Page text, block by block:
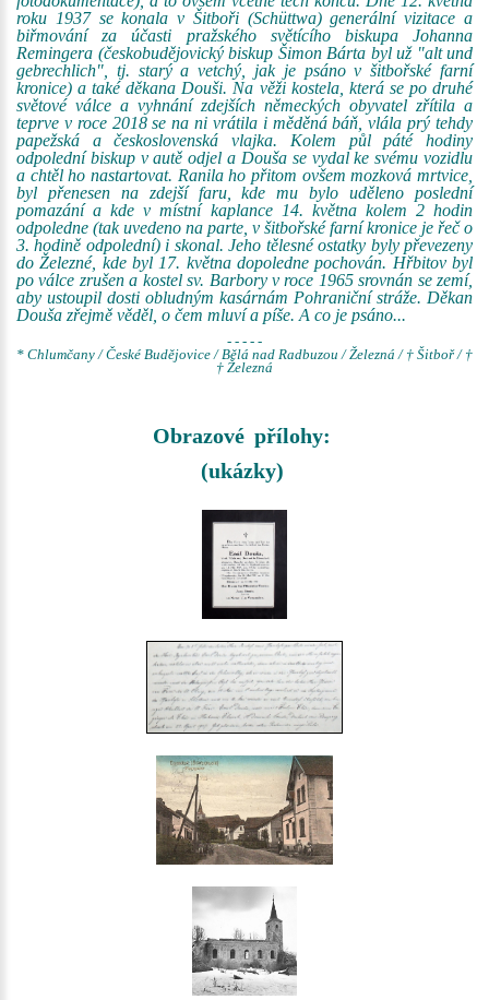
roku 1937 se konala v Šitboři (Schüttwa) generální vizitace a
biřmování za účasti pražského světícího biskupa Johanna
Remingera (českobudějovický biskup Šimon Bárta byl už "alt und
gebrechlich", tj. starý a vetchý, jak je psáno v šitbořské farní
kronice) a také děkana Douši. Na věži kostela, která se po druhé
světové válce a vyhnání zdejších německých obyvatel zřítila a
teprve v roce 2018 se na ni vrátila i měděná báň, vlála prý tehdy
papežská a československá vlajka. Kolem půl páté hodiny
odpolední biskup v autě odjel a Douša se vydal ke svému vozidlu
a chtěl ho nastartovat. Ranila ho přitom ovšem mozková mrtvice,
byl přenesen na zdejší faru, kde mu bylo uděleno poslední
pomazání a kde v místní kaplance 14. května kolem 2 hodin
odpoledne (tak uvedeno na parte, v šitbořské farní kronice je řeč o
3. hodině odpolední) i skonal. Jeho tělesné ostatky byly převezeny
do Železné, kde byl 17. května dopoledne pochován. Hřbitov byl
po válce zrušen a kostel sv. Barbory v roce 1965 srovnán se zemí,
aby ustoupil dosti obludným kasárnám Pohraniční stráže. Děkan
Douša zřejmě věděl, o čem mluví a píše. A co je psáno...
- - - - -
* Chlumčany / České Budějovice / Bělá nad Radbuzou / Železná / † Šitboř / †
† Železná
Obrazové přílohy:
(ukázky)